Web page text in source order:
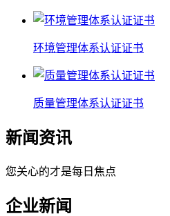
环境管理体系认证证书
质量管理体系认证证书
新闻资讯
您关心的才是每日焦点
企业新闻